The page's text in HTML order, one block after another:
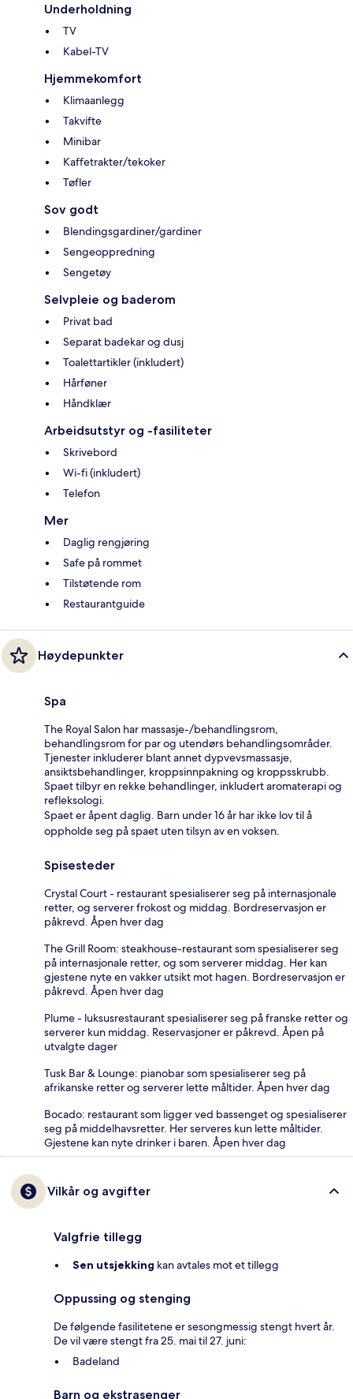
Underholdning
TV
Kabel-TV
Hjemmekomfort
Klimaanlegg
Takvifte
Minibar
Kaffetrakter/tekoker
Tøfler
Sov godt
Blendingsgardiner/gardiner
Sengeoppredning
Sengetøy
Selvpleie og baderom
Privat bad
Separat badekar og dusj
Toalettartikler (inkludert)
Hårføner
Håndklær
Arbeidsutstyr og -fasiliteter
Skrivebord
Wi-fi (inkludert)
Telefon
Mer
Daglig rengjøring
Safe på rommet
Tilstøtende rom
Restaurantguide
Høydepunkter
Spa
The Royal Salon har massasje-/behandlingsrom,
behandlingsrom for par og utendørs behandlingsområder.
Tjenester inkluderer blant annet dypvevsmassasje,
ansiktsbehandlinger, kroppsinnpakning og kroppsskrubb.
Spaet tilbyr en rekke behandlinger, inkludert aromaterapi og
refleksologi.
Spaet er åpent daglig. Barn under 16 år har ikke lov til å
oppholde seg på spaet uten tilsyn av en voksen.
Spisesteder
Crystal Court - restaurant spesialiserer seg på internasjonale
retter, og serverer frokost og middag. Bordreservasjon er
påkrevd. Åpen hver dag
The Grill Room: steakhouse-restaurant som spesialiserer seg
på internasjonale retter, og som serverer middag. Her kan
gjestene nyte en vakker utsikt mot hagen. Bordreservasjon er
påkrevd. Åpen hver dag
Plume - luksusrestaurant spesialiserer seg på franske retter og
serverer kun middag. Reservasjoner er påkrevd. Åpen på
utvalgte dager
Tusk Bar & Lounge: pianobar som spesialiserer seg på
afrikanske retter og serverer lette måltider. Åpen hver dag
Bocado: restaurant som ligger ved bassenget og spesialiserer
seg på middelhavsretter. Her serveres kun lette måltider.
Gjestene kan nyte drinker i baren. Åpen hver dag
Vilkår og avgifter
Valgfrie tillegg
Sen utsjekking kan avtales mot et tillegg
Oppussing og stenging
De følgende fasilitetene er sesongmessig stengt hvert år.
De vil være stengt fra 25. mai til 27. juni:
Badeland
Barn og ekstrasenger